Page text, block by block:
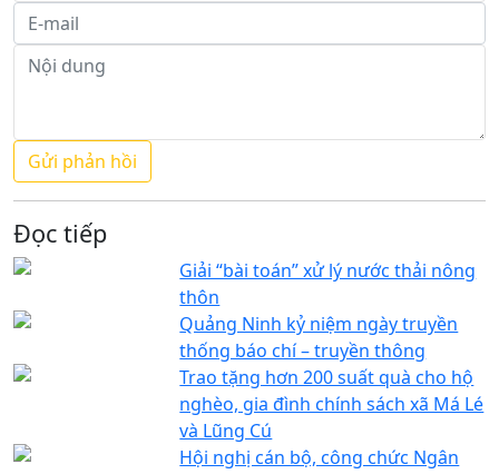
Đọc tiếp
Giải “bài toán” xử lý nước thải nông
thôn
Quảng Ninh kỷ niệm ngày truyền
thống báo chí – truyền thông
Trao tặng hơn 200 suất quà cho hộ
nghèo, gia đình chính sách xã Má Lé
và Lũng Cú
Hội nghị cán bộ, công chức Ngân